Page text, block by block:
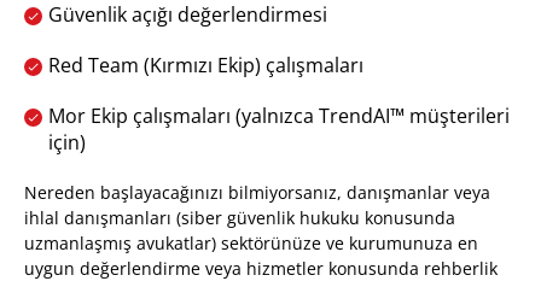
Güvenlik açığı değerlendirmesi
Red Team (Kırmızı Ekip) çalışmaları
Mor Ekip çalışmaları (yalnızca TrendAI™ müşterileri
için)
Nereden başlayacağınızı bilmiyorsanız, danışmanlar veya
ihlal danışmanları (siber güvenlik hukuku konusunda
uzmanlaşmış avukatlar) sektörünüze ve kurumunuza en
uygun değerlendirme veya hizmetler konusunda rehberlik